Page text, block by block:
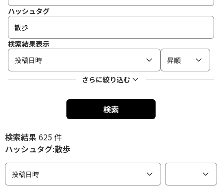
ハッシュタグ
検索結果表示
投稿日時
昇順
さらに絞り込む
検索
検索結果625 件
ハッシュタグ:散歩
投稿日時